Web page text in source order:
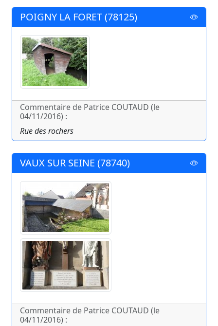
POIGNY LA FORET (78125)
Commentaire de Patrice COUTAUD (le
04/11/2016) :
Rue des rochers
VAUX SUR SEINE (78740)
Commentaire de Patrice COUTAUD (le
04/11/2016) :